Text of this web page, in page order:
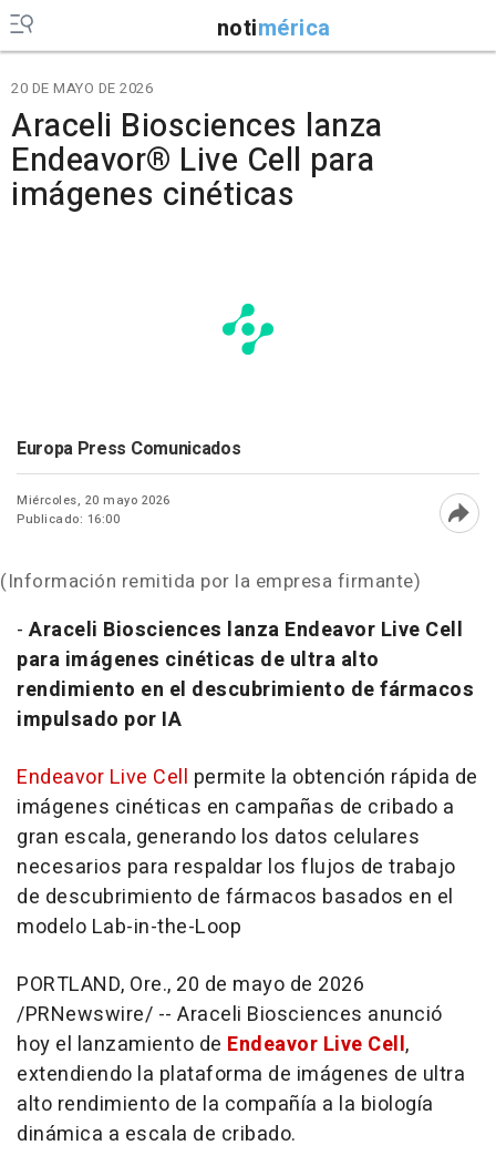
notimérica
20 DE MAYO DE 2026
Araceli Biosciences lanza
Endeavor® Live Cell para
imágenes cinéticas
Europa Press Comunicados
Miércoles, 20 mayo 2026
Publicado: 16:00
(Información remitida por la empresa firmante)
- Araceli Biosciences lanza Endeavor Live Cell
para imágenes cinéticas de ultra alto
rendimiento en el descubrimiento de fármacos
impulsado por IA
Endeavor Live Cell permite la obtención rápida de
imágenes cinéticas en campañas de cribado a
gran escala, generando los datos celulares
necesarios para respaldar los flujos de trabajo
de descubrimiento de fármacos basados en el
modelo Lab-in-the-Loop
PORTLAND, Ore., 20 de mayo de 2026
/PRNewswire/ -- Araceli Biosciences anunció
hoy el lanzamiento de Endeavor Live Cell,
extendiendo la plataforma de imágenes de ultra
alto rendimiento de la compañía a la biología
dinámica a escala de cribado.